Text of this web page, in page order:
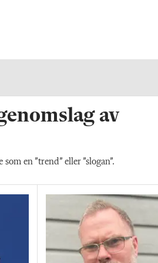
av
en ”trend” eller ”slogan”.